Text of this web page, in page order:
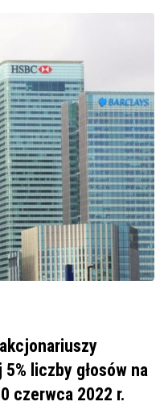
liczby głosów na
czerwca 2022 r.